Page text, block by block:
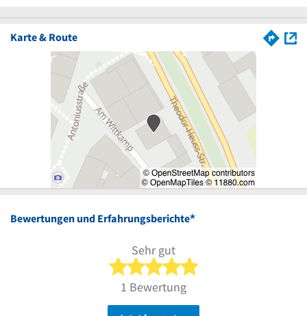
Karte & Route
Bewertungen und Erfahrungsberichte*
Sehr gut
5 von 5 Sternen
1 Bewertung